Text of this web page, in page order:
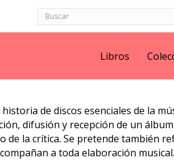
Libros
de discos esenciales de la
difusión y recepción de un
de la crítica. Se pretende también
a toda elaboración musical.